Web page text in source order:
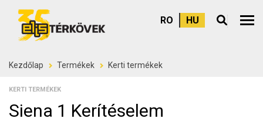
RO HU
Kezdőlap Termékek Kerti termékek
KERTI TERMÉKEK
Siena 1 Kerítéselem